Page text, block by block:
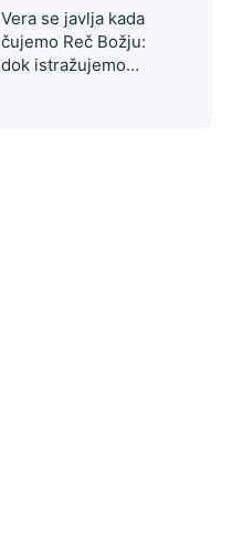
Vera se javlja kada
čujemo Reč Božju:
dok istražujemo